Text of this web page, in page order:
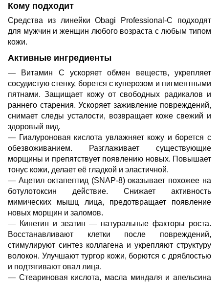
Кому подходит
Средства из линейки Obagi Professional-C подходят
для мужчин и женщин любого возраста с любым типом
кожи.
Активные ингредиенты
— Витамин C ускоряет обмен веществ, укрепляет
сосудистую стенку, борется с куперозом и пигментными
пятнами. Защищает кожу от свободных радикалов и
раннего старения. Ускоряет заживление повреждений,
снимает следы усталости, возвращает коже свежий и
здоровый вид.
— Гиалуроновая кислота увлажняет кожу и борется с
обезвоживанием. Разглаживает существующие
морщины и препятствует появлению новых. Повышает
тонус кожи, делает её гладкой и эластичной.
— Ацетил октапептид (SNAP-8) оказывает похожее на
ботулотоксин действие. Снижает активность
мимических мышц лица, предотвращает появление
новых морщин и заломов.
— Кинетин и зеатин — натуральные факторы роста.
Восстанавливают клетки после повреждений,
стимулируют синтез коллагена и укрепляют структуру
волокон. Улучшают тургор кожи, борются с дряблостью
и подтягивают овал лица.
— Стеариновая кислота, масла миндаля и апельсина